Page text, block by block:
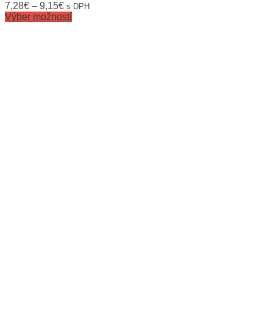
7,28€ – 9,15€ s DPH
Výber možností